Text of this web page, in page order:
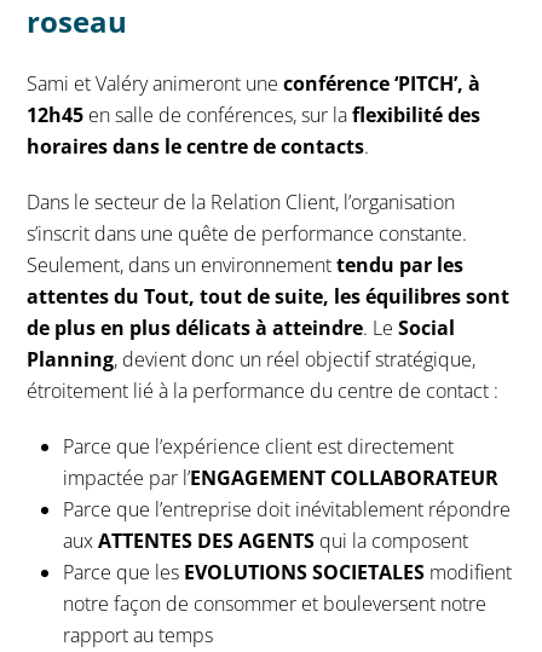
roseau
Sami et Valéry animeront uneconférence ‘PITCH’, à
12h45 en salle de conférences, sur laflexibilité des
horaires dans le centre de contacts.
Dans le secteur de la Relation Client, l’organisation
s’inscrit dans une quête de performance constante.
Seulement, dans un environnementtendu par les
attentes du Tout, tout de suite, les équilibres sont
de plus en plus délicats à atteindre. LeSocial
Planning, devient donc un réel objectif stratégique,
étroitement lié à la performance du centre de contact :
Parce que l’expérience client est directement
impactée par l’ENGAGEMENT COLLABORATEUR
Parce que l’entreprise doit inévitablement répondre
auxATTENTES DES AGENTS qui la composent
Parce que les EVOLUTIONS SOCIETALES modifient
notre façon de consommer et bouleversent notre
rapport au temps